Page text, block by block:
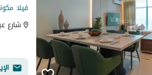
فيلا مكونة من 4 غرف نوم
شارع